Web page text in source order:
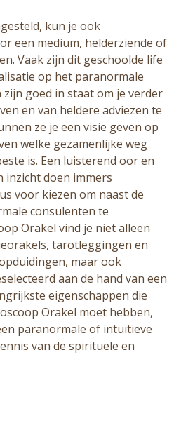
kun je ook
een medium, helderziende of
Vaak zijn dit geschoolde life
op het paranormale
zijn goed in staat om je verder
en van heldere adviezen te
ze je een visie geven op
welke gezamenlijke weg
is. Een luisterend oor en
inzicht doen immers
voor kiezen om naast de
consulenten te
Orakel vind je niet alleen
tarotleggingen en
maar ook
aan de hand van een
eigenschappen die
Orakel moet hebben,
paranormale of intuïtieve
van de spirituele en